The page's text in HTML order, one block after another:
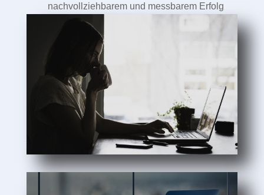
nachvollziehbarem und messbarem Erfolg